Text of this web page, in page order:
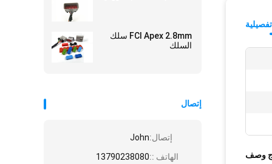
FCI Apex 2.8mm سلك
السلك
إتصال
إتصال:John
الهاتف ::13790238080
وصف